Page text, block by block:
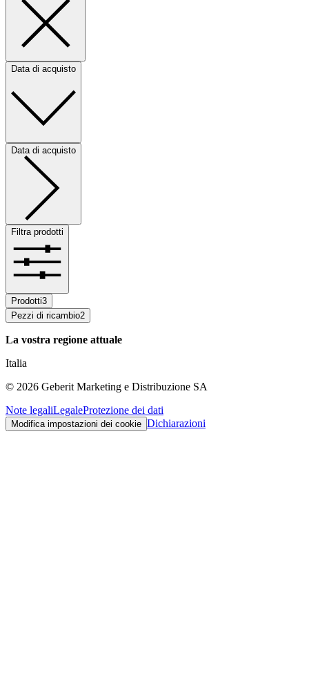
Data di acquisto
Data di acquisto
Filtra prodotti
Prodotti3
Pezzi di ricambio2
La vostra regione attuale
Italia
© 2026 Geberit Marketing e Distribuzione SA
Note legaliLegaleProtezione dei dati
Modifica impostazioni dei cookie Dichiarazioni